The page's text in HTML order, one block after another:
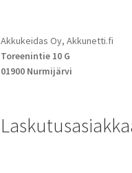
Akkukeidas Oy, Akkunetti.fi
Toreenintie 10 G
01900 Nurmijärvi